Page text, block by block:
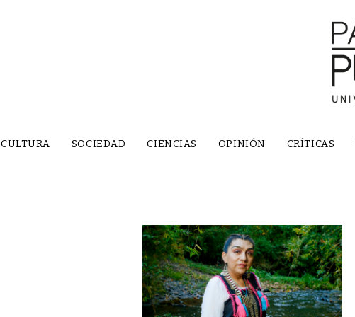
CULTURA SOCIEDAD CIENCIAS OPINIÓN CRÍTICAS